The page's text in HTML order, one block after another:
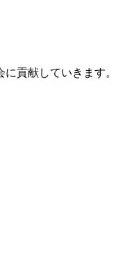
貢献していきます。